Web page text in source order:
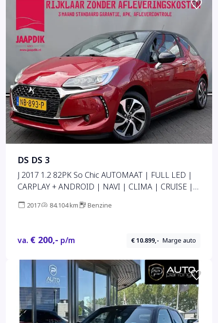
DS DS 3
J 2017 1.2 82PK So Chic AUTOMAAT | FULL LED |
CARPLAY + ANDROID | NAVI | CLIMA | CRUISE |
2017 84.104 km Benzine
va. € 200,- p/m € 10.899,- Marge auto